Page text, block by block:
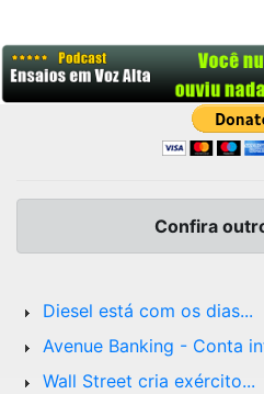
Confira
Diesel está com os dias...
Avenue Banking - Conta
Wall Street cria exército...